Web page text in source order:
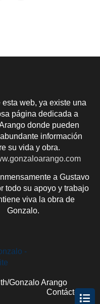
web, ya existe una
página dedicada a
donde pueden
información
su vida y obra.
a Gustavo
todo su apoyo y trabajo
viva la obra de
Gonzalo.
Gonzalo Arango
Contácteme